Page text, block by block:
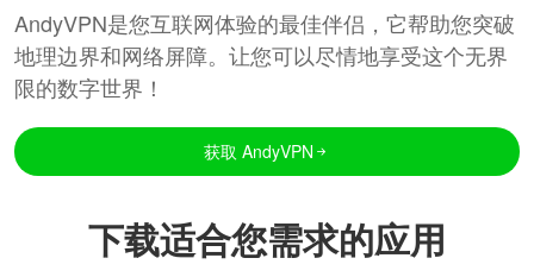
AndyVPN是您互联网体验的最佳伴侣，它帮助您突破
地理边界和网络屏障。让您可以尽情地享受这个无界
限的数字世界！
获取 AndyVPN
下载适合您需求的应用